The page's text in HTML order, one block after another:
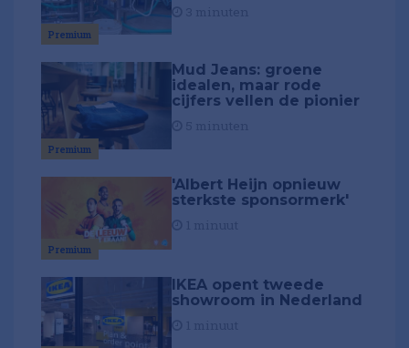
Premium
Premium
Mud Jeans: groene
idealen, maar rode
cijfers vellen de pionier
Premium
'Albert Heijn opnieuw
sterkste sponsormerk'
IKEA opent tweede
showroom in Nederland